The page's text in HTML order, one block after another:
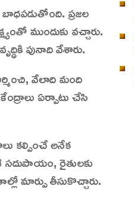
ప్రజల
ముందుకు వచ్చారు.
పునాది వేశారు.
వేలాది మంది
ఏర్పాటు చేసి
కల్పించే అనేక
సదుపాయం, రైతులకు
మార్పు తీసుకొచ్చారు.